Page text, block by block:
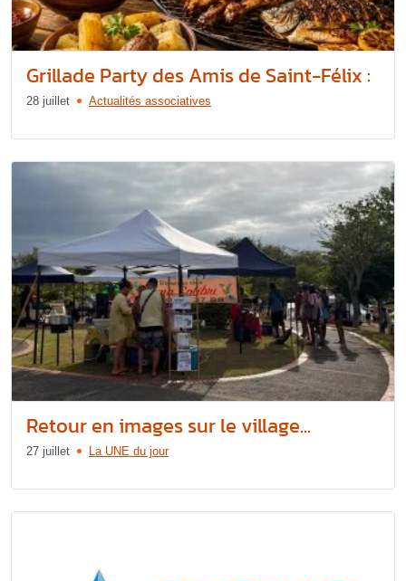
Grillade Party des Amis de Saint-Félix :
28 juillet Actualités associatives
Retour en images sur le village...
27 juillet La UNE du jour